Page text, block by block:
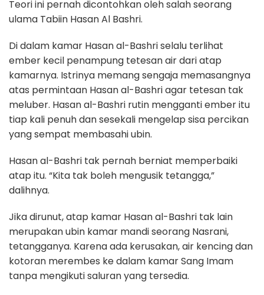
Teori ini pernah dicontohkan oleh salah seorang
ulama Tabiin Hasan Al Bashri.
Di dalam kamar Hasan al-Bashri selalu terlihat
ember kecil penampung tetesan air dari atap
kamarnya. Istrinya memang sengaja memasangnya
atas permintaan Hasan al-Bashri agar tetesan tak
meluber. Hasan al-Bashri rutin mengganti ember itu
tiap kali penuh dan sesekali mengelap sisa percikan
yang sempat membasahi ubin.
Hasan al-Bashri tak pernah berniat memperbaiki
atap itu. “Kita tak boleh mengusik tetangga,”
dalihnya.
Jika dirunut, atap kamar Hasan al-Bashri tak lain
merupakan ubin kamar mandi seorang Nasrani,
tetangganya. Karena ada kerusakan, air kencing dan
kotoran merembes ke dalam kamar Sang Imam
tanpa mengikuti saluran yang tersedia.